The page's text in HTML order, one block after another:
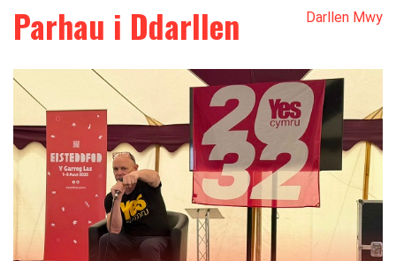
Parhau i Ddarllen Darllen Mwy